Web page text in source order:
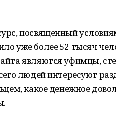
посвященный
уже более 52 тысяч
являются уфимцы,
людей интересуют
какое денежное